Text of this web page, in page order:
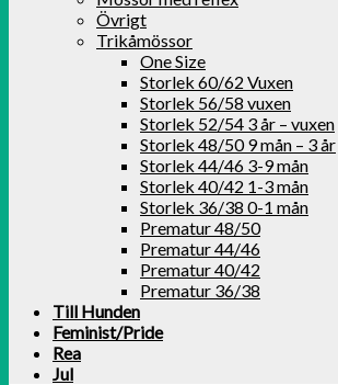
Övrigt
Trikåmössor
One Size
Storlek 60/62 Vuxen
Storlek 56/58 vuxen
Storlek 52/54 3 år – vuxen
Storlek 48/50 9 mån – 3 år
Storlek 44/46 3-9 mån
Storlek 40/42 1-3 mån
Storlek 36/38 0-1 mån
Prematur 48/50
Prematur 44/46
Prematur 40/42
Prematur 36/38
Till Hunden
Feminist/Pride
Rea
Jul